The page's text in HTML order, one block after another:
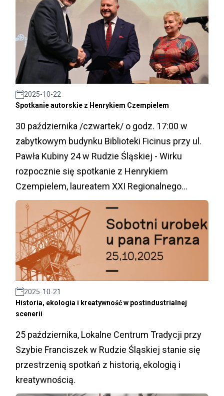
2025-10-22
Spotkanie autorskie z Henrykiem Czempielem
30 października /czwartek/ o godz. 17:00 w
zabytkowym budynku Biblioteki Ficinus przy ul.
Pawła Kubiny 24 w Rudzie Śląskiej - Wirku
rozpocznie się spotkanie z Henrykiem
Czempielem, laureatem XXI Regionalnego
Konkursu Poetyckiego im. ks. Norberta
Bonczyka
2025-10-21
Historia, ekologia i kreatywność w postindustrialnej
scenerii
25 października, Lokalne Centrum Tradycji przy
Szybie Franciszek w Rudzie Śląskiej stanie się
przestrzenią spotkań z historią, ekologią i
kreatywnością.